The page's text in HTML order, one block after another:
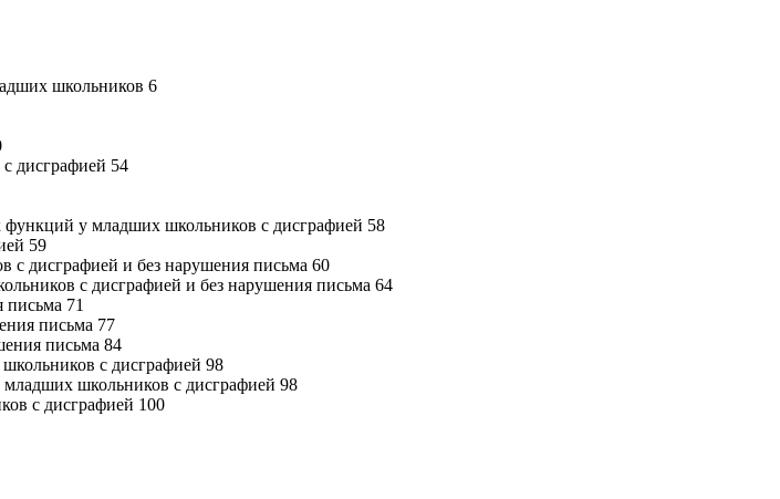
школьников 6
дисграфией 54
функций у младших школьников с дисграфией 58
59
с дисграфией и без нарушения письма 60
с дисграфией и без нарушения письма 64
71
письма 77
письма 84
с дисграфией 98
школьников с дисграфией 98
с дисграфией 100